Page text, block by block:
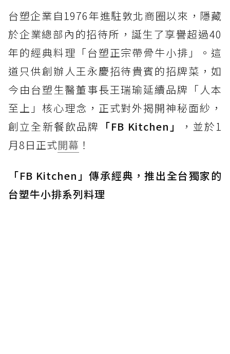
台塑企業自1976年進駐敦北商圈以來，隱藏
於企業總部內的招待所，誕生了享譽超過40
年的經典料理「台塑正宗帶骨牛小排」。這
道只供創辦人王永慶招待貴賓的招牌菜，如
今由台塑生醫董事長王瑞瑜延續品牌「人本
至上」核心理念，正式對外揭開神秘面紗，
創立全新餐飲品牌 「FB Kitchen」
，並於1
月8日正式開幕 ！
「FB Kitchen」傳承經典，推出全台獨家的
台塑牛小排系列料理